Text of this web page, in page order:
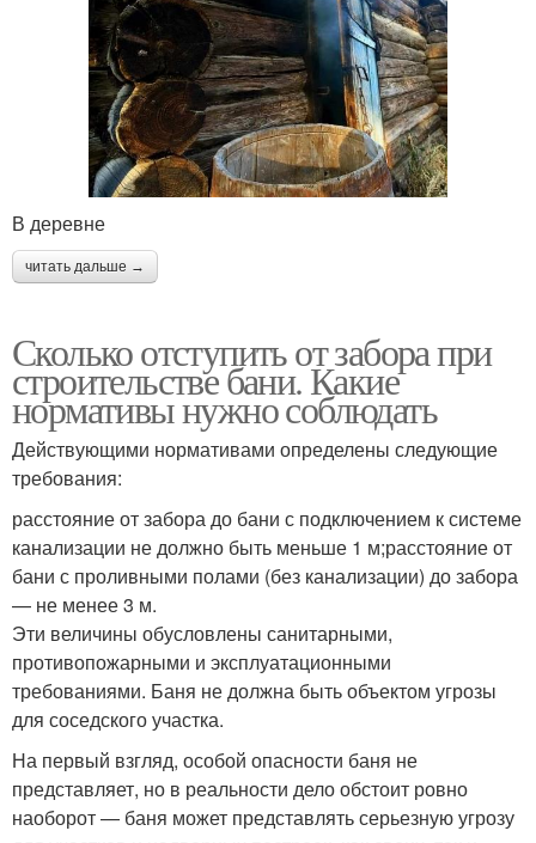
В деревне
читать дальше →
Сколько отступить от забора при
строительстве бани. Какие
нормативы нужно соблюдать
Действующими нормативами определены следующие
требования:
расстояние от забора до бани с подключением к системе
канализации не должно быть меньше 1 м;расстояние от
бани с проливными полами (без канализации) до забора
— не менее 3 м.
Эти величины обусловлены санитарными,
противопожарными и эксплуатационными
требованиями. Баня не должна быть объектом угрозы
для соседского участка.
На первый взгляд, особой опасности баня не
представляет, но в реальности дело обстоит ровно
наоборот — баня может представлять серьезную угрозу